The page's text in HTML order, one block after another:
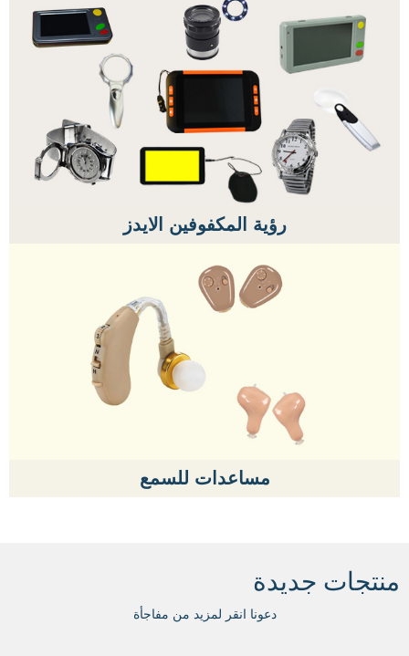
رؤية المكفوفين الايدز
مساعدات للسمع
منتجات جديدة
دعونا انقر لمزيد من مفاجأة